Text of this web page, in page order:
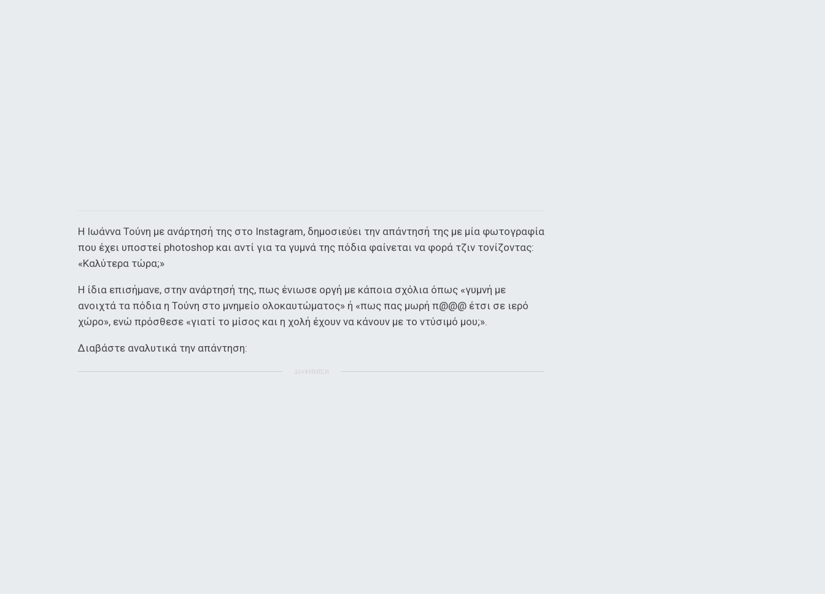
Η Ιωάννα Τούνη με ανάρτησή της στο Instagram, δημοσιεύει την απάντησή της με μία φωτογραφία
που έχει υποστεί photoshop και αντί για τα γυμνά της πόδια φαίνεται να φορά τζιν τονίζοντας:
«Καλύτερα τώρα;»
Η ίδια επισήμανε, στην ανάρτησή της, πως ένιωσε οργή με κάποια σχόλια όπως «γυμνή με
ανοιχτά τα πόδια η Τούνη στο μνημείο ολοκαυτώματος» ή «πως πας μωρή π@@@ έτσι σε ιερό
χώρο», ενώ πρόσθεσε «γιατί το μίσος και η χολή έχουν να κάνουν με το ντύσιμό μου;».
Διαβάστε αναλυτικά την απάντηση:
ΔΙΑΦΗΜΙΣΗ